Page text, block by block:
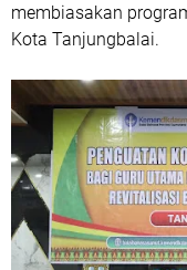
membiasakan
Kota Tanjungbalai.